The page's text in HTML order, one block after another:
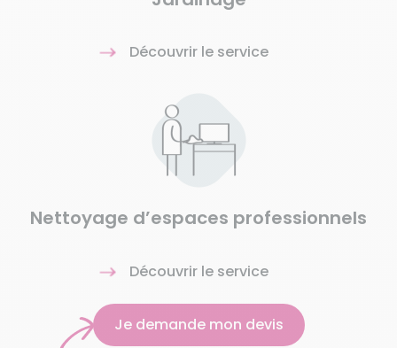
Découvrir le service
Nettoyage d’espaces professionnels
Découvrir le service
Je demande mon devis